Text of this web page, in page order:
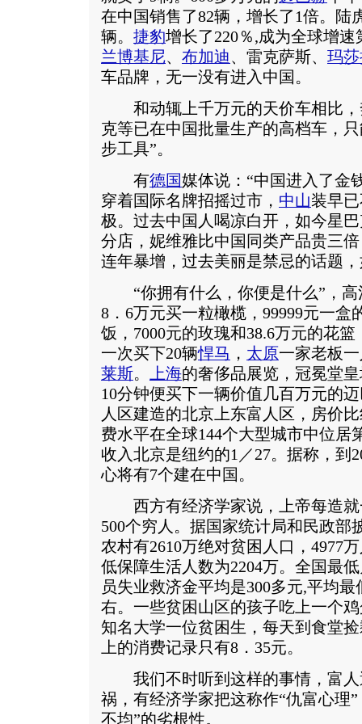
在中国销售了82辆，增长了1倍。陆
辆。 捷豹增长了220％,成为全球增
兰博基尼、 布加迪、雷克萨斯、 玛
车品牌，无一没有进入中国。
和动辄上千万元的天价车相比，
克等已在中国批量生产的高档车，
步工具”。
有德国媒体说：“中国进入了金
穿着国际名牌招摇过市， 中山装早
极。过去中国人喝凉白开，如今星
分店，妮维雅比中国同类产品贵三
连年暴增，过去美丽是禁忌的话题
“你拥有什么，你便是什么”，高
8．6万元买一粒橄榄，99999元一盒
饭，7000元的玫瑰和38.6万元的花
一次买下20辆悍马 ， 太原一家老板
莱斯。 上海的奢侈品展览，冠冕堂
10分钟便买下一辆价值几百万元的
人区建造的北京上东富人区，房价
费水平在全球144个大型城市中位居
收入北京是纽约的1／27。据称，到
心将有7个建在中国。
西方有经济学家说，上帝每造就
500个穷人。据国家统计局和民政部
农村有2610万绝对贫困人口，4977
低保障生活人数为2204万。全国最
员失业救济金平均是300多元,平均
右。一些贫困山区的孩子吃上一个
知名大学一位贫困生，每天到食堂
上的消费记录只有8．35元。
我们不时听到这样的事情，富人
祸，有经济学家把这称作“仇富心理
不均”的劣根性。